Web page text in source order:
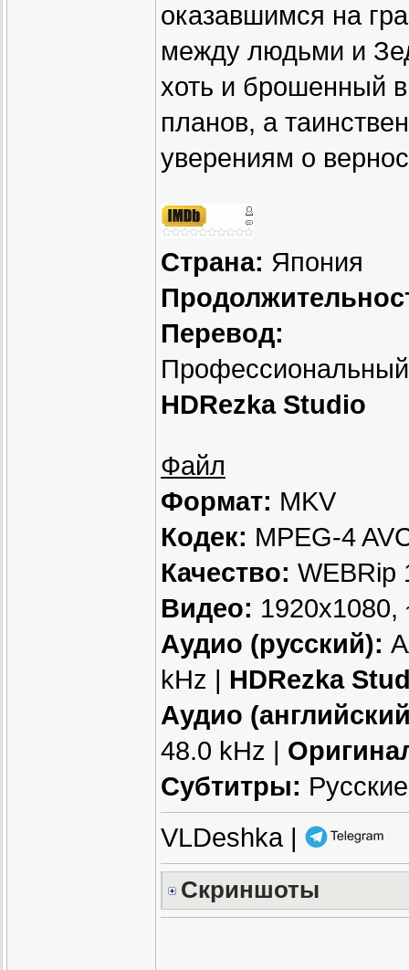
оказавшимся на
между людьми и
хоть и брошенный
планов, а
уверениям о
Страна: Япония
Перевод:
HDRezka Studio
Файл
Формат: MKV
Кодек: MPEG-4
Качество: WEBRip
Видео: 1920x1080,
Аудио (русский):
kHz | HDRezka
Аудио
48.0 kHz |
Субтитры:
VLDeshka |
Скриншоты